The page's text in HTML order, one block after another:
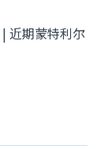
| 近期蒙特利尔